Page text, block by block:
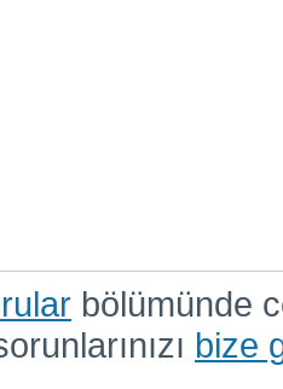
bölümünde
bize